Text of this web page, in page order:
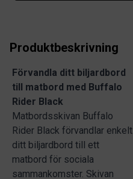
Produktbeskrivning
Förvandla ditt biljardbord
till matbord med Buffalo
Rider Black
Matbordsskivan Buffalo
Rider Black förvandlar enkelt
ditt biljardbord till ett
matbord för sociala
sammankomster. Skivan